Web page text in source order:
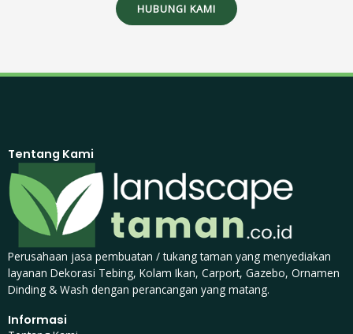
HUBUNGI KAMI
Tentang Kami
Perusahaan jasa pembuatan / tukang taman yang menyediakan
layanan Dekorasi Tebing, Kolam Ikan, Carport, Gazebo, Ornamen
Dinding & Wash dengan perancangan yang matang.
Informasi